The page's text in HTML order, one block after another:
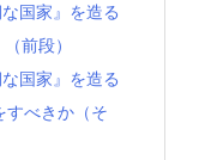
国家』を造る
前段）
国家』を造る
すべきか（そ